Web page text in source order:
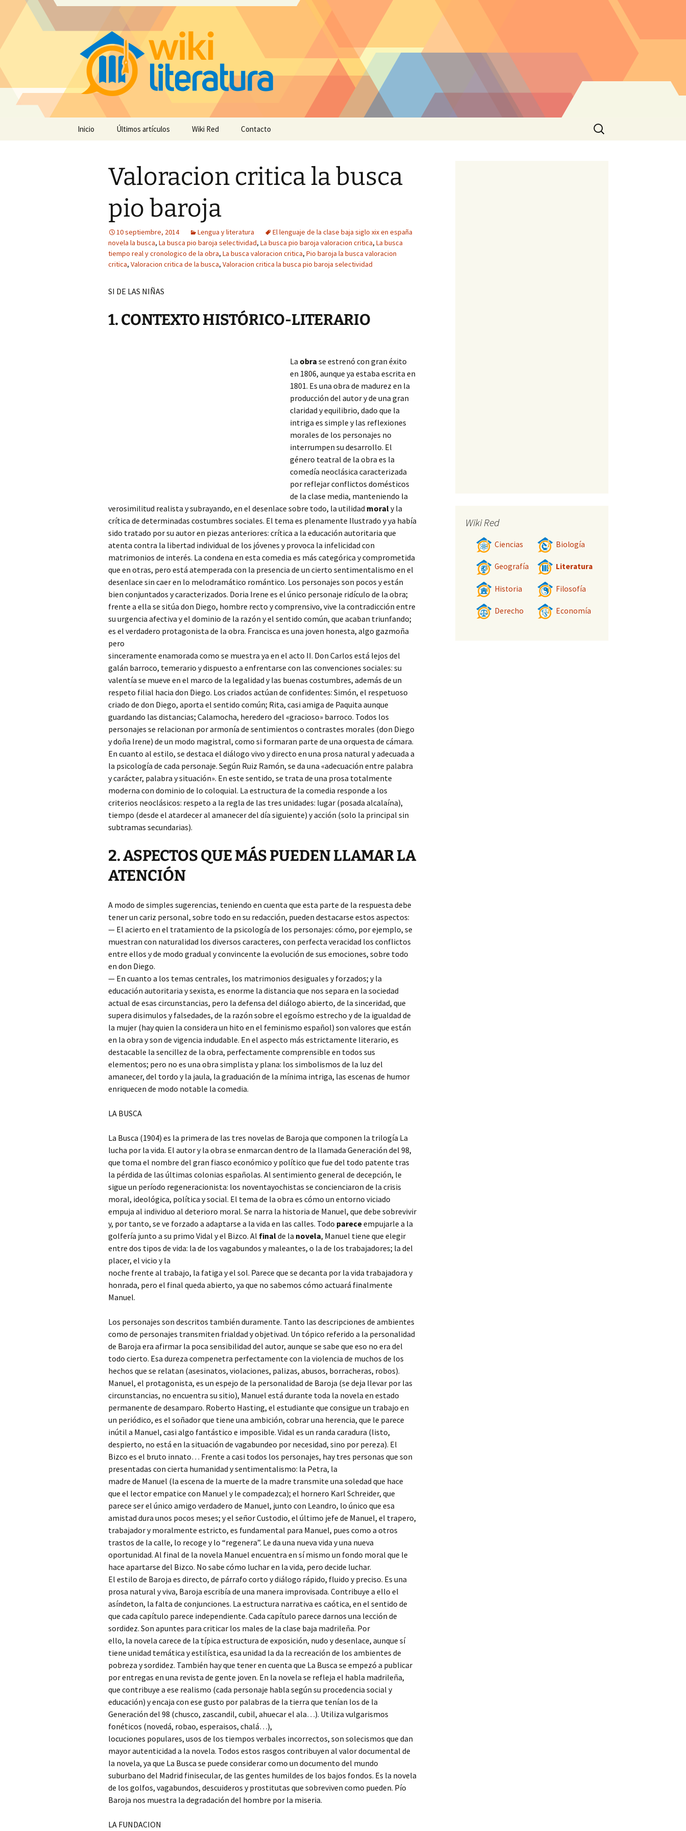
Inicio Últimos artículos Wiki Red Contacto
Buscar:
Valoracion critica la busca
pio baroja
10 septiembre, 2014 Lengua y literatura
El lenguaje de la clase baja siglo xix en españa
novela la busca, La busca pio baroja selectividad, La busca pio baroja valoracion critica, La busca
tiempo real y cronologico de la obra, La busca valoracion critica, Pio baroja la busca valoracion
critica, Valoracion critica de la busca, Valoracion critica la busca pio baroja selectividad
SI DE LAS NIÑAS
1. CONTEXTO HISTÓRICO-LITERARIO
La obra se estrenó con gran éxito
en 1806, aunque ya estaba escrita en
1801. Es una obra de madurez en la
producción del autor y de una gran
claridad y equilibrio, dado que la
intriga es simple y las reflexiones
morales de los personajes no
interrumpen su desarrollo. El
género teatral de la obra es la
comedía neoclásica caracterizada
por reflejar conflictos domésticos
de la clase media, manteniendo la
verosimilitud realista y subrayando, en el desenlace sobre todo, la utilidad moraly la
crítica de determinadas costumbres sociales. El tema es plenamente Ilustrado y ya había
sido tratado por su autor en piezas anteriores: crítica a la educación autoritaria que
atenta contra la libertad individual de los jóvenes y provoca la infelicidad con
matrimonios de interés. La condena en esta comedia es más categórica y comprometida
que en otras, pero está atemperada con la presencia de un cierto sentimentalismo en el
desenlace sin caer en lo melodramático romántico. Los personajes son pocos y están
bien conjuntados y caracterizados. Doria Irene es el único personaje ridículo de la obra;
frente a ella se sitúa don Diego, hombre recto y comprensivo, vive la contradicción entre
su urgencia afectiva y el dominio de la razón y el sentido común, que acaban triunfando;
es el verdadero protagonista de la obra. Francisca es una joven honesta, algo gazmoña
pero
sinceramente enamorada como se muestra ya en el acto II. Don Carlos está lejos del
galán barroco, temerario y dispuesto a enfrentarse con las convenciones sociales: su
valentía se mueve en el marco de la legalidad y las buenas costumbres, además de un
respeto filial hacia don Diego. Los criados actúan de confidentes: Simón, el respetuoso
criado de don Diego, aporta el sentido común; Rita, casi amiga de Paquita aunque
guardando las distancias; Calamocha, heredero del «gracioso» barroco. Todos los
personajes se relacionan por armonía de sentimientos o contrastes morales (don Diego
y doña Irene) de un modo magistral, como si formaran parte de una orquesta de cámara.
En cuanto al estilo, se destaca el diálogo vivo y directo en una prosa natural y adecuada a
la psicología de cada personaje. Según Ruiz Ramón, se da una «adecuación entre palabra
y carácter, palabra y situación». En este sentido, se trata de una prosa totalmente
moderna con dominio de lo coloquial. La estructura de la comedia responde a los
criterios neoclásicos: respeto a la regla de las tres unidades: lugar (posada alcalaína),
tiempo (desde el atardecer al amanecer del día siguiente) y acción (solo la principal sin
subtramas secundarias).
2. ASPECTOS QUE MÁS PUEDEN LLAMAR LA
ATENCIÓN
A modo de simples sugerencias, teniendo en cuenta que esta parte de la respuesta debe
tener un cariz personal, sobre todo en su redacción, pueden destacarse estos aspectos:
— El acierto en el tratamiento de la psicología de los personajes: cómo, por ejemplo, se
muestran con naturalidad los diversos caracteres, con perfecta veracidad los conflictos
entre ellos y de modo gradual y convincente la evolución de sus emociones, sobre todo
en don Diego.
— En cuanto a los temas centrales, los matrimonios desiguales y forzados; y la
educación autoritaria y sexista, es enorme la distancia que nos separa en la sociedad
actual de esas circunstancias, pero la defensa del diálogo abierto, de la sinceridad, que
supera disimulos y falsedades, de la razón sobre el egoísmo estrecho y de la igualdad de
la mujer (hay quien la considera un hito en el feminismo español) son valores que están
en la obra y son de vigencia indudable. En el aspecto más estrictamente literario, es
destacable la sencillez de la obra, perfectamente comprensible en todos sus
elementos; pero no es una obra simplista y plana: los simbolismos de la luz del
amanecer, del tordo y la jaula, la graduación de la mínima intriga, las escenas de humor
enriquecen de modo notable la comedia.
LA BUSCA
La Busca (1904) es la primera de las tres novelas de Baroja que componen la trilogía La
lucha por la vida. El autor y la obra se enmarcan dentro de la llamada Generación del 98,
que toma el nombre del gran fiasco económico y político que fue del todo patente tras
la pérdida de las últimas colonias españolas. Al sentimiento general de decepción, le
sigue un período regeneracionista: los noventayochistas se concienciaron de la crisis
moral, ideológica, política y social. El tema de la obra es cómo un entorno viciado
empuja al individuo al deterioro moral. Se narra la historia de Manuel, que debe sobrevivir
y, por tanto, se ve forzado a adaptarse a la vida en las calles. Todo pareceempujarle a la
golfería junto a su primo Vidal y el Bizco. Al finalde la novela, Manuel tiene que elegir
entre dos tipos de vida: la de los vagabundos y maleantes, o la de los trabajadores; la del
placer, el vicio y la
noche frente al trabajo, la fatiga y el sol. Parece que se decanta por la vida trabajadora y
honrada, pero el final queda abierto, ya que no sabemos cómo actuará finalmente
Manuel.
Los personajes son descritos también duramente. Tanto las descripciones de ambientes
como de personajes transmiten frialdad y objetivad. Un tópico referido a la personalidad
de Baroja era afirmar la poca sensibilidad del autor, aunque se sabe que eso no era del
todo cierto. Esa dureza compenetra perfectamente con la violencia de muchos de los
hechos que se relatan (asesinatos, violaciones, palizas, abusos, borracheras, robos).
Manuel, el protagonista, es un espejo de la personalidad de Baroja (se deja llevar por las
circunstancias, no encuentra su sitio), Manuel está durante toda la novela en estado
permanente de desamparo. Roberto Hasting, el estudiante que consigue un trabajo en
un periódico, es el soñador que tiene una ambición, cobrar una herencia, que le parece
inútil a Manuel, casi algo fantástico e imposible. Vidal es un randa caradura (listo,
despierto, no está en la situación de vagabundeo por necesidad, sino por pereza). El
Bizco es el bruto innato… Frente a casi todos los personajes, hay tres personas que son
presentadas con cierta humanidad y sentimentalismo: la Petra, la
madre de Manuel (la escena de la muerte de la madre transmite una soledad que hace
que el lector empatice con Manuel y le compadezca); el hornero Karl Schreider, que
parece ser el único amigo verdadero de Manuel, junto con Leandro, lo único que esa
amistad dura unos pocos meses; y el señor Custodio, el último jefe de Manuel, el trapero,
trabajador y moralmente estricto, es fundamental para Manuel, pues como a otros
trastos de la calle, lo recoge y lo “regenera”. Le da una nueva vida y una nueva
oportunidad. Al final de la novela Manuel encuentra en sí mismo un fondo moral que le
hace apartarse del Bizco. No sabe cómo luchar en la vida, pero decide luchar.
El estilo de Baroja es directo, de párrafo corto y diálogo rápido, fluido y preciso. Es una
prosa natural y viva, Baroja escribía de una manera improvisada. Contribuye a ello el
asíndeton, la falta de conjunciones. La estructura narrativa es caótica, en el sentido de
que cada capítulo parece independiente. Cada capítulo parece darnos una lección de
sordidez. Son apuntes para criticar los males de la clase baja madrileña. Por
ello, la novela carece de la típica estructura de exposición, nudo y desenlace, aunque sí
tiene unidad temática y estilística, esa unidad la da la recreación de los ambientes de
pobreza y sordidez. También hay que tener en cuenta que La Busca se empezó a publicar
por entregas en una revista de gente joven. En la novela se refleja el habla madrileña,
que contribuye a ese realismo (cada personaje habla según su procedencia social y
educación) y encaja con ese gusto por palabras de la tierra que tenían los de la
Generación del 98 (chusco, zascandil, cubil, ahuecar el ala…). Utiliza vulgarismos
fonéticos (novedá, robao, esperaisos, chalá…),
locuciones populares, usos de los tiempos verbales incorrectos, son solecismos que dan
mayor autenticidad a la novela. Todos estos rasgos contribuyen al valor documental de
la novela, ya que La Busca se puede considerar como un documento del mundo
suburbano del Madrid finisecular, de las gentes humildes de los bajos fondos. Es la novela
de los golfos, vagabundos, descuideros y prostitutas que sobreviven como pueden. Pío
Baroja nos muestra la degradación del hombre por la miseria.
LA FUNDACION
Wiki Red
Ciencias Biología
Geografía Literatura
Historia Filosofía
Derecho Economía